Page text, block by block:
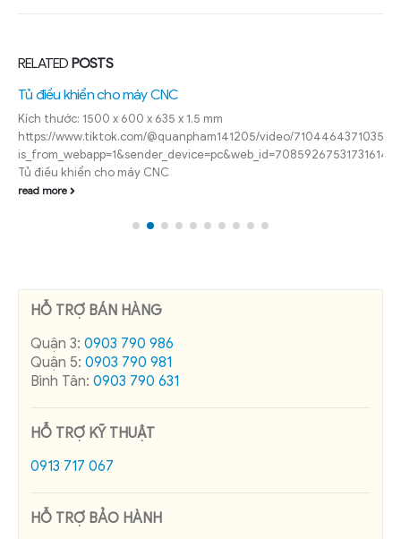
RELATED POSTS
Tủ điều khiển cho máy CNC
Kích thước: 1500 x 600 x 635 x 1.5 mm
https://www.tiktok.com/@quanpham141205/video/
is_from_webapp=1&sender_device=pc&web_id=7085926753173161473
Tủ điều khiển cho máy CNC
read more
HỖ TRỢ BÁN HÀNG
Quận 3: 0903 790 986
Quận 5: 0903 790 981
Bình Tân: 0903 790 631
HỖ TRỢ KỸ THUẬT
0913 717 067
HỖ TRỢ BẢO HÀNH